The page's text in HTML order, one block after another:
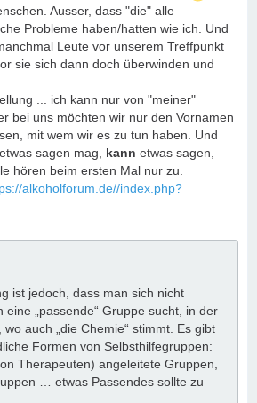
Ausser, dass "die" alle
Probleme haben/hatten wie ich. Und
Leute vor unserem Treffpunkt
sie sich dann doch überwinden und
... ich kann nur von "meiner"
bei uns möchten wir nur den Vornamen
mit wem wir es zu tun haben. Und
sagen mag, kann etwas sagen,
hören beim ersten Mal nur zu.
alkoholforum.de//index.php?
ist jedoch, dass man sich nicht
eine „passende“ Gruppe sucht, in der
auch „die Chemie“ stimmt. Es gibt
Formen von Selbsthilfegruppen:
Therapeuten) angeleitete Gruppen,
… etwas Passendes sollte zu